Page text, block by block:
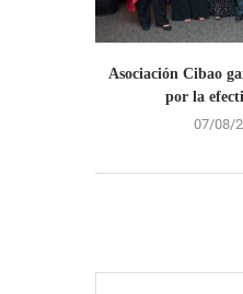
Asociación Cibao
por la
07/08/